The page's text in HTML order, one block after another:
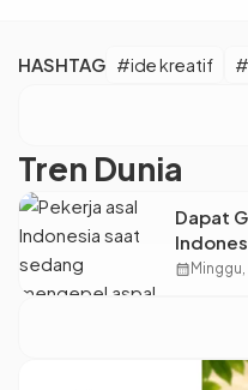
HASHTAG #ide kreatif
Tren Dunia
Dapat
Aspal
calendar_month